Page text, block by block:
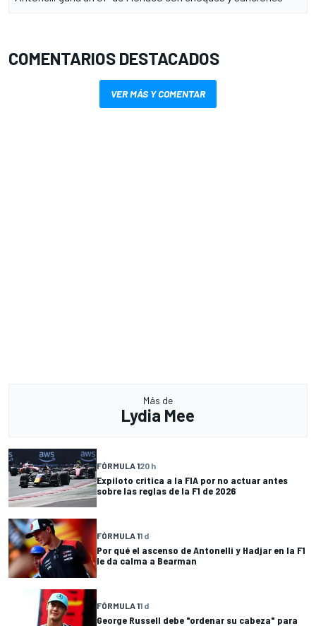
COMENTARIOS DESTACADOS
VER MÁS Y COMENTAR
Más de
Lydia Mee
FÓRMULA 120 h
Expiloto critica a la FIA por no actuar antes
sobre las reglas de la F1 de 2026
FÓRMULA 11 d
Por qué el ascenso de Antonelli y Hadjar en la F1
le da calma a Bearman
FÓRMULA 11 d
George Russell debe "ordenar su cabeza" para